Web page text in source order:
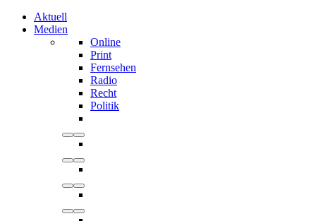
Aktuell
Medien
Online
Print
Fernsehen
Radio
Recht
Politik